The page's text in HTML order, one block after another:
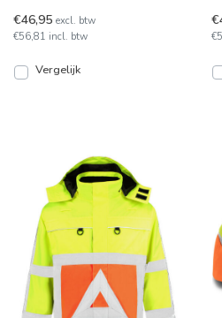
reflecterende piping op de
borst e
€46,95 excl. btw
€56,81 incl. btw
Vergelijk